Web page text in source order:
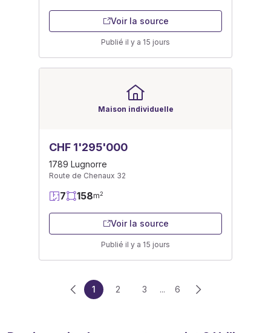
Voir la source
Publié il y a 15 jours
Maison individuelle
CHF 1'295'000
1789 Lugnorre
Route de Chenaux 32
7 158m2
Voir la source
Publié il y a 15 jours
1 2 3 ... 6